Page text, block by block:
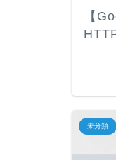
【
未分類